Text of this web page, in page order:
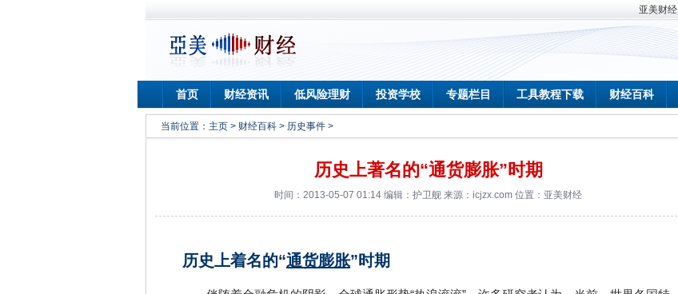
亚美财经
首页 财经资讯 低风险理财 投资学校 专题栏目 工具教程下载 财经百科
当前位置： 主页 > 财经百科 > 历史事件 >
历史上著名的“通货膨胀”时期
时间：2013-05-07 01:14 编辑：护卫舰 来源：icjzx.com 位置： 亚美财经
历史上着名的“通货膨胀”时期